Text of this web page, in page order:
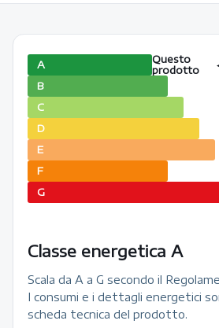
A
Questo
prodotto
B
C
D
E
F
G
Classe energetica A
Scala da A a G secondo il
I consumi e i dettagli energetici
scheda tecnica del prodotto.